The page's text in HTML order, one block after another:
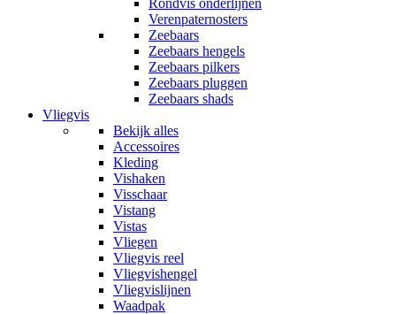
Rondvis onderlijnen
Verenpaternosters
Zeebaars
Zeebaars hengels
Zeebaars pilkers
Zeebaars pluggen
Zeebaars shads
Vliegvis
Bekijk alles
Accessoires
Kleding
Vishaken
Visschaar
Vistang
Vistas
Vliegen
Vliegvis reel
Vliegvishengel
Vliegvislijnen
Waadpak